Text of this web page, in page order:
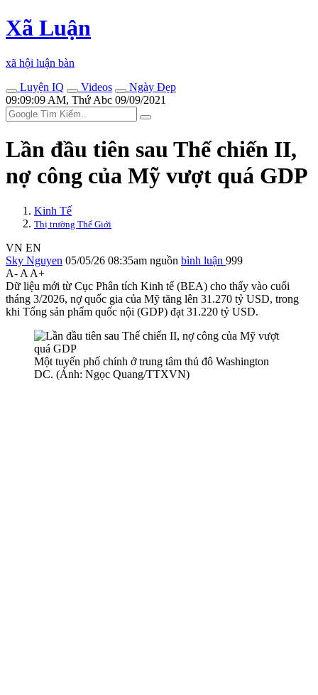
Xã Luận
xã hội luận bàn
Luyện IQ
Videos
Ngày Đẹp
09:09:09 AM, Thứ Abc 09/09/2021
Lần đầu tiên sau Thế chiến II,
nợ công của Mỹ vượt quá GDP
Kinh Tế
Thị trường Thế Giới
VN EN
Sky Nguyen 05/05/26 08:35am nguồn bình luận 999
A- A A+
Dữ liệu mới từ Cục Phân tích Kinh tế (BEA) cho thấy vào cuối
tháng 3/2026, nợ quốc gia của Mỹ tăng lên 31.270 tỷ USD, trong
khi Tổng sản phẩm quốc nội (GDP) đạt 31.220 tỷ USD.
Một tuyến phố chính ở trung tâm thủ đô Washington
DC. (Ảnh: Ngọc Quang/TTXVN)